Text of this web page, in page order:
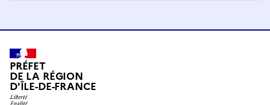
PRÉFET
DE LA RÉGION
D'ÎLE-DE-FRANCE